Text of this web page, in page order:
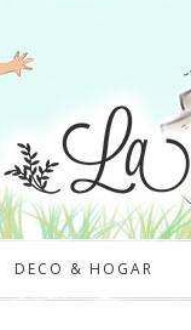
DECO & HOGAR